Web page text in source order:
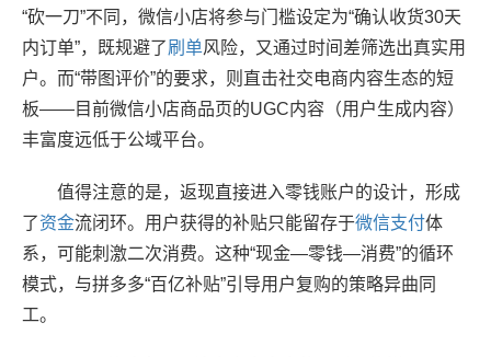
“砍一刀”不同，微信小店将参与门槛设定为“确认收货30天
内订单”，既规避了刷单风险，又通过时间差筛选出真实用
户。而“带图评价”的要求，则直击社交电商内容生态的短
板——目前微信小店商品页的UGC内容（用户生成内容）
丰富度远低于公域平台。
值得注意的是，返现直接进入零钱账户的设计，形成
了资金流闭环。用户获得的补贴只能留存于微信支付体
系，可能刺激二次消费。这种“现金—零钱—消费”的循环
模式，与拼多多“百亿补贴”引导用户复购的策略异曲同
工。